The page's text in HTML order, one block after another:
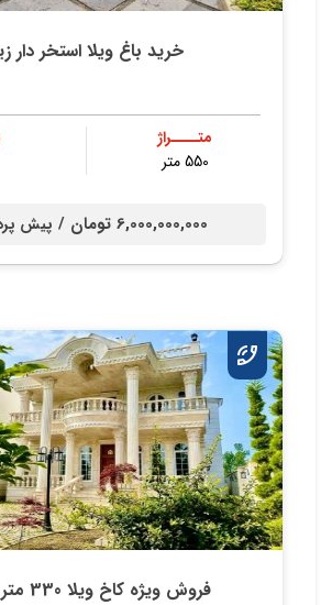
خرید باغ ویلا استخر دار
متــــراژ
550 متر
6,000,000,000 تومان / پیش
فروش ویژه کاخ ویلا 330 متری نور